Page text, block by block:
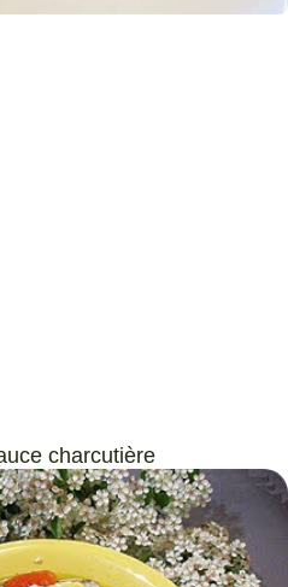
charcutière